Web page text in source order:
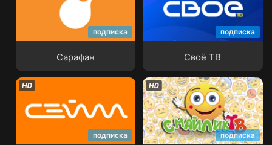
подписка
Сарафан
подписка
Своё ТВ
подписка подписка
Смайлик ТВ